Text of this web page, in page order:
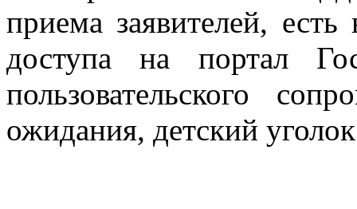
приема заявителей, есть
доступа на портал
пользовательского
ожидания, детский